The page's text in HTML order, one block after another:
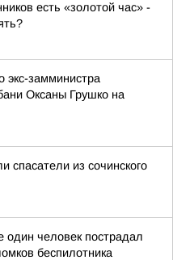
есть «золотой час» -
экс-замминистра
Оксаны Грушко на
спасатели из сочинского
один человек пострадал
беспилотника